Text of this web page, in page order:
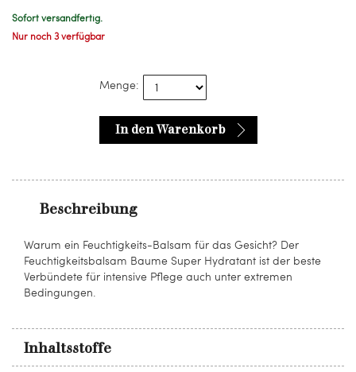
Sofort versandfertig.
Nur noch 3 verfügbar
Menge:
In den Warenkorb
Beschreibung
Warum ein Feuchtigkeits-Balsam für das Gesicht? Der
Feuchtigkeitsbalsam Baume Super Hydratant ist der beste
Verbündete für intensive Pflege auch unter extremen
Bedingungen.
Inhaltsstoffe